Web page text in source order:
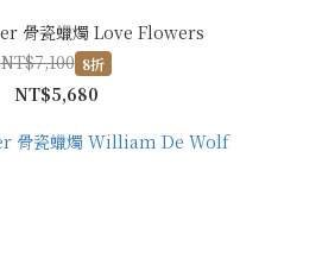
骨瓷蠟燭 Love Flowers
NT$7,100 8折
NT$5,680